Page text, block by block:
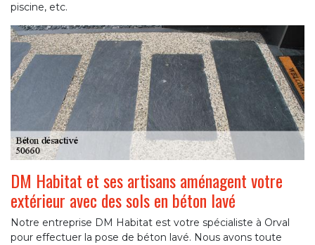
piscine, etc.
DM Habitat et ses artisans aménagent votre
extérieur avec des sols en béton lavé
Notre entreprise DM Habitat est votre spécialiste à Orval
pour effectuer la pose de béton lavé. Nous avons toute